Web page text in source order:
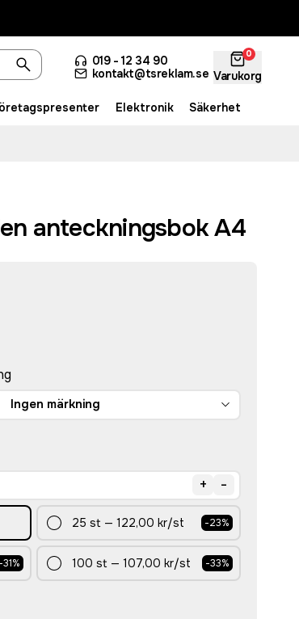
019 - 12 34 90
kontakt@tsreklam.se
0
Varukorg
Elektronik Säkerhet
anteckningsbok A4
Ingen märkning
+ -
25 st —122,00 kr/st -23%
-31% 100 st —107,00 kr/st -33%